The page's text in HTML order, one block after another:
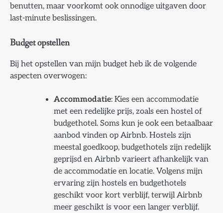
benutten, maar voorkomt ook onnodige uitgaven door
last-minute beslissingen.
Budget opstellen
Bij het opstellen van mijn budget heb ik de volgende
aspecten overwogen:
Accommodatie: Kies een accommodatie
met een redelijke prijs, zoals een hostel of
budgethotel. Soms kun je ook een betaalbaar
aanbod vinden op Airbnb. Hostels zijn
meestal goedkoop, budgethotels zijn redelijk
geprijsd en Airbnb varieert afhankelijk van
de accommodatie en locatie. Volgens mijn
ervaring zijn hostels en budgethotels
geschikt voor kort verblijf, terwijl Airbnb
meer geschikt is voor een langer verblijf.